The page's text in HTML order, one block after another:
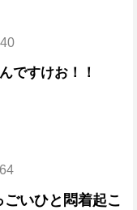
ですけお！！
いひと悶着起こ